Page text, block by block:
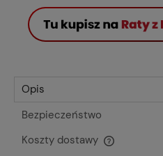
Opis
Bezpieczeństwo
Koszty dostawy
Cena nie zawiera ewentualnych